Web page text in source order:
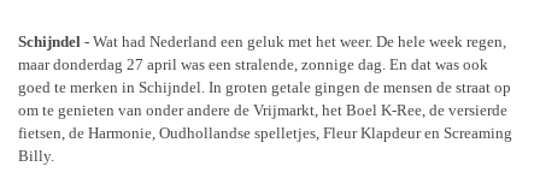
Schijndel - Wat had Nederland een geluk met het weer. De hele week regen,
maar donderdag 27 april was een stralende, zonnige dag. En dat was ook
goed te merken in Schijndel. In groten getale gingen de mensen de straat op
om te genieten van onder andere de Vrijmarkt, het Boel K-Ree, de versierde
fietsen, de Harmonie, Oudhollandse spelletjes, Fleur Klapdeur en Screaming
Billy.